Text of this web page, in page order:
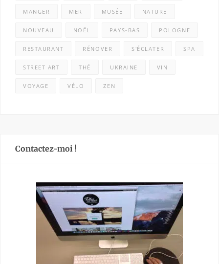
MANGER MER MUSÉE NATURE
NOUVEAU NOËL PAYS-BAS POLOGNE
RESTAURANT RÉNOVER S'ÉCLATER SPA
STREET ART THÉ UKRAINE VIN
VOYAGE VÉLO ZEN
Contactez-moi !